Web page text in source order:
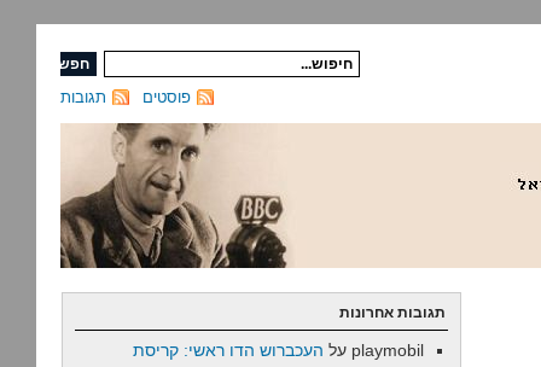
תגובות פוסטים
תגובות אחרונות
playmobil על העכברוש הדו ראשי: קריסת